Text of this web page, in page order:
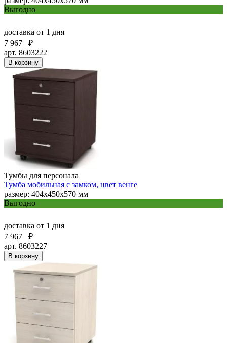
Выгодно
доставка от 1 дня
7 967
₽
арт. 8603222
В корзину
Тумбы для персонала
Тумба мобильная с замком, цвет венге
размер: 404х450х570 мм
Выгодно
доставка от 1 дня
7 967
₽
арт. 8603227
В корзину